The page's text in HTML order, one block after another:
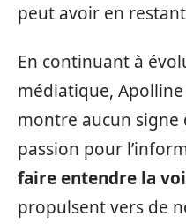
peut avoir en
En continuant à
médiatique,
montre aucun signe
passion pour
faire entendre la
propulsent vers de